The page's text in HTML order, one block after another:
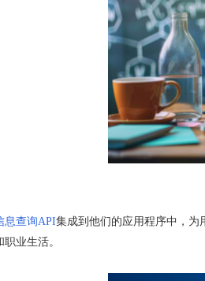
息查询API集成到他们的应用程序中，为
业生活。